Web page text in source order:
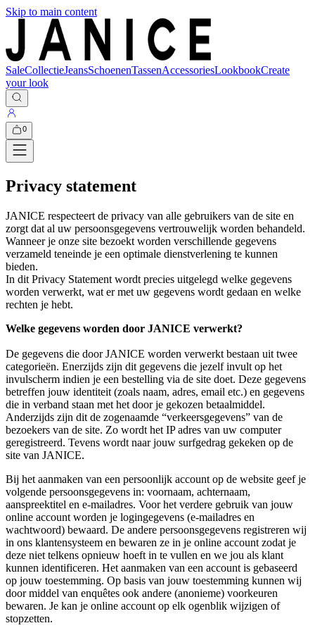
Skip to main content
SaleCollectieJeansSchoenenTassenAccessoriesLookbookCreate
your look
0
Privacy statement
JANICE respecteert de privacy van alle gebruikers van de site en
zorgt dat al uw persoonsgegevens vertrouwelijk worden behandeld.
Wanneer je onze site bezoekt worden verschillende gegevens
verzameld teneinde je een optimale dienstverlening te kunnen
bieden.
In dit Privacy Statement wordt precies uitgelegd welke gegevens
worden verwerkt, wat er met uw gegevens wordt gedaan en welke
rechten je hebt.
Welke gegevens worden door JANICE verwerkt?
De gegevens die door JANICE worden verwerkt bestaan uit twee
categorieën. Enerzijds zijn dit gegevens die jezelf invult op het
invulscherm indien je een bestelling via de site doet. Deze gegevens
betreffen jouw identiteit (zoals naam, adres, email etc.) en gegevens
die in verband staan met het door je gekozen betaalmiddel.
Anderzijds zijn dit de zogenaamde “verkeersgegevens” van de
bezoekers van de site. Zo wordt het IP adres van uw computer
geregistreerd. Tevens wordt naar jouw surfgedrag gekeken op de
site van JANICE.
Bij het aanmaken van een persoonlijk account op de website geef je
volgende persoonsgegevens in: voornaam, achternaam,
aanspreektitel en e-mailadres. Voor het verdere gebruik van jouw
online account worden je logingegevens (e-mailadres en
wachtwoord) bewaard. De andere persoonsgegevens registreren wij
in ons klantensysteem en bewaren ze in je online account zodat je
deze niet telkens opnieuw hoeft in te vullen en we jou als klant
kunnen identificeren. Het aanmaken van een account is gebaseerd
op jouw toestemming. Op basis van jouw toestemming kunnen wij
door middel van enquêtes ook andere (anonieme) voorkeuren
bewaren. Je kan je online account op elk ogenblik wijzigen of
stopzetten.